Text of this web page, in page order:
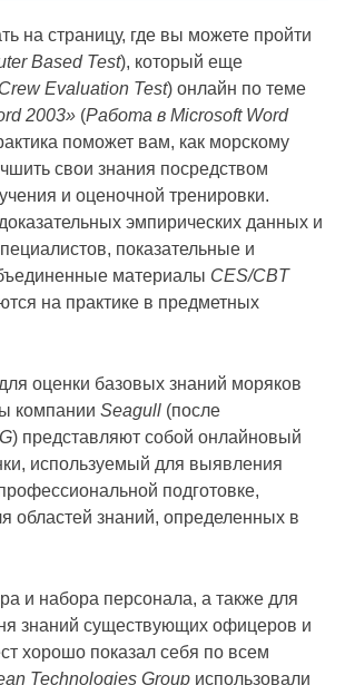
на страницу, где вы можете пройти
Based Test), который еще
Crew Evaluation Test) онлайн по теме
2003» (Работа в Microsoft Word
поможет вам, как морскому
свои знания посредством
и оценочной тренировки.
эмпирических данных и
показательные и
материалы CES/CBT
на практике в предметных
оценки базовых знаний моряков
компании Seagull (после
) представляют собой онлайновый
используемый для выявления
подготовке,
областей знаний, определенных в
и набора персонала, а также для
знаний существующих офицеров и
хорошо показал себя по всем
Technologies Group использовали